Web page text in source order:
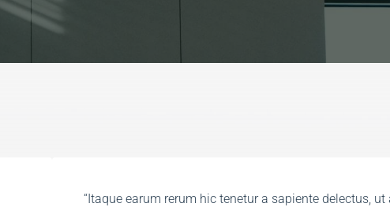
“Itaque earum rerum hic tenetur a sapiente delectus,